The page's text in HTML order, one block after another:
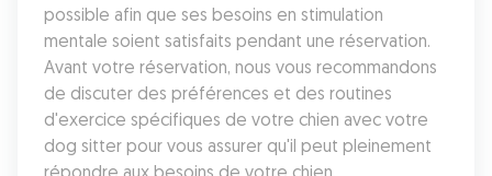
possible afin que ses besoins en stimulation
mentale soient satisfaits pendant une réservation.
Avant votre réservation, nous vous recommandons
de discuter des préférences et des routines
d'exercice spécifiques de votre chien avec votre
dog sitter pour vous assurer qu'il peut pleinement
répondre aux besoins de votre chien.